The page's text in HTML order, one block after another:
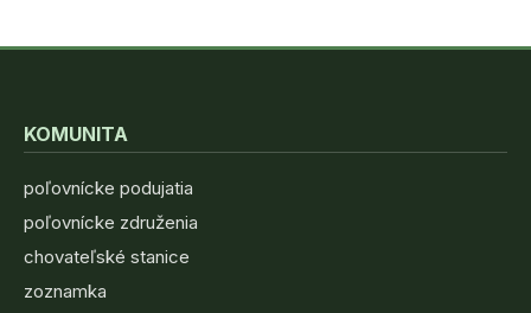
KOMUNITA
poľovnícke podujatia
poľovnícke združenia
chovateľské stanice
zoznamka